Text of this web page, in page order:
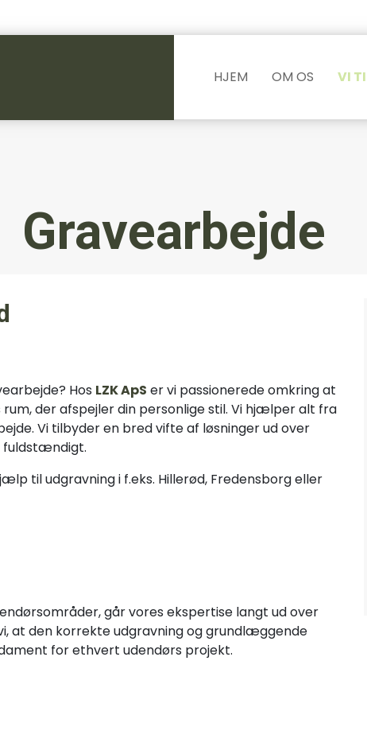
HJEM OM OS VI
Gravearbejde
Hos LZK ApS er vi passionerede omkring at
der afspejler din personlige stil. Vi hjælper alt fra
Vi tilbyder en bred vifte af løsninger ud over
fuldstændigt.
til udgravning i f.eks. Hillerød, Fredensborg eller
går vores ekspertise langt ud over
at den korrekte udgravning og grundlæggende
for ethvert udendørs projekt.